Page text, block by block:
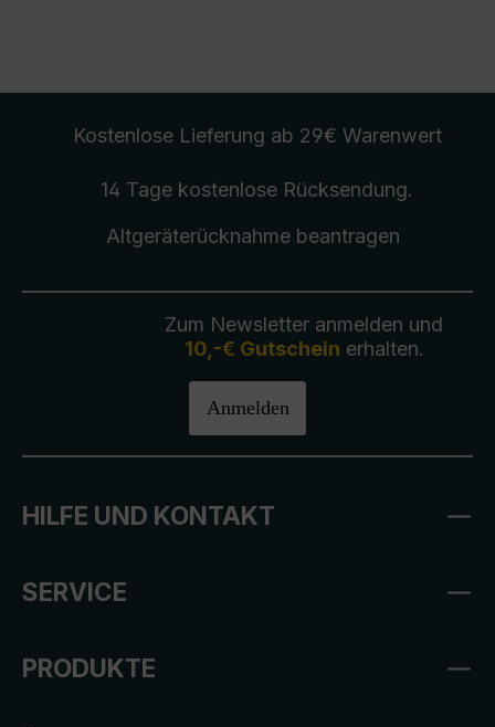
Kostenlose Lieferung ab 29€ Warenwert
14 Tage kostenlose Rücksendung.
Altgeräterücknahmebeantragen
Zum Newsletter anmelden und
10,-€ Gutschein erhalten.
Anmelden
HILFE UND KONTAKT
SERVICE
PRODUKTE